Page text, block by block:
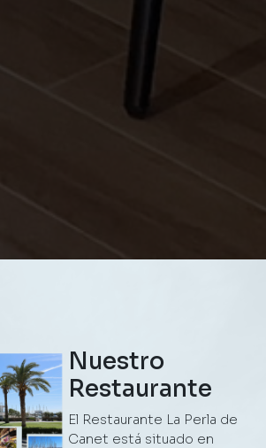
Nuestro
Restaurante
El Restaurante La Perla de
Canet está situado en